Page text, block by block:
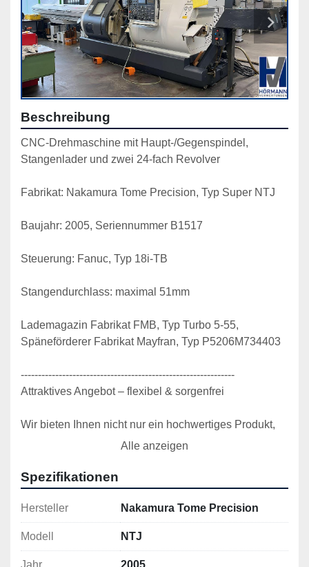
Beschreibung
CNC-Drehmaschine mit Haupt-/Gegenspindel,
Stangenlader und zwei 24-fach Revolver
Fabrikat: Nakamura Tome Precision, Typ Super NTJ
Baujahr: 2005, Seriennummer B1517
Steuerung: Fanuc, Typ 18i-TB
Stangendurchlass: maximal 51mm
Lademagazin Fabrikat FMB, Typ Turbo 5-55,
Späneförderer Fabrikat Mayfran, Typ P5206M734403
--------------------------------------------------------------
Attraktives Angebot – flexibel & sorgenfrei
Wir bieten Ihnen nicht nur ein hochwertiges Produkt,
sondern auch maßgeschneiderte
Bedürfnissen anpassen. Ob Anzahlung, Ratenzahlung
oder individuelle Finanzierungsmodelle – gemeinsam
finden wir die passende Lösung.
Auf Wunsch übernehmen wir zudem die komplette
Alle anzeigen
Spezifikationen
Hersteller Nakamura Tome Precision
Modell NTJ